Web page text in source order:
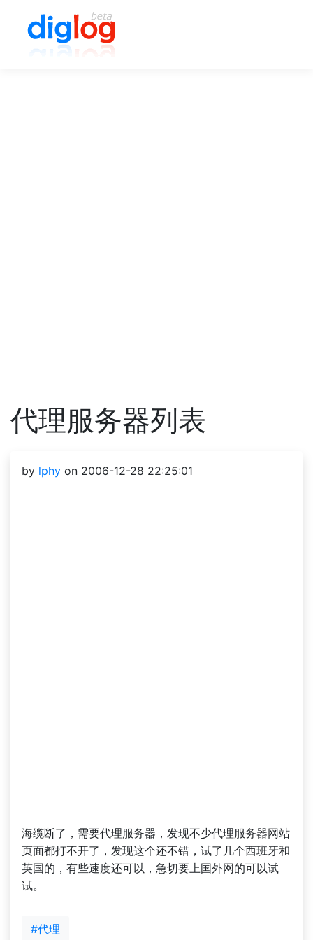
代理服务器列表
by lphy on 2006-12-28 22:25:01
海缆断了，需要代理服务器，发现不少代理服务器网站
页面都打不开了，发现这个还不错，试了几个西班牙和
英国的，有些速度还可以，急切要上国外网的可以试
试。
#代理